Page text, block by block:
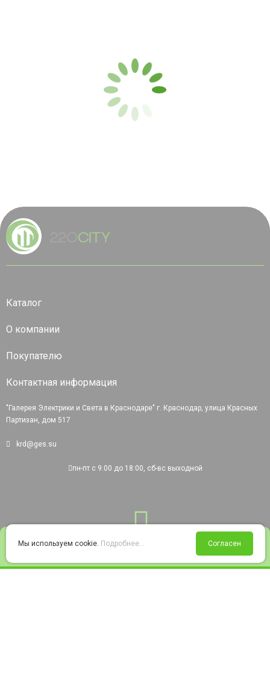
Войти Избранное Корзина
Каталог
О компании
Покупателю
Контактная информация
"Галерея Электрики и Света в Краснодаре" г. Краснодар, улица Красных
Партизан, дом 517
krd@ges.su
пн-пт с 9:00 до 18:00, сб-вс выходной
Мы используем cookie. Подробнее... Согласен